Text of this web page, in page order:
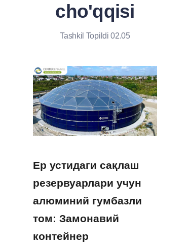
cho'qqisi
Tashkil Topildi 02.05
Ер устидаги сақлаш
резервуарлари учун
алюминий гумбазли
том: Замонавий
контейнер